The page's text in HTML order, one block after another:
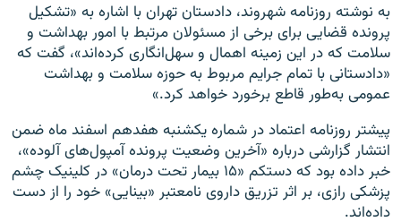
به نوشته روزنامه شهروند، دادستان تهران با اشاره به «تشکیل
پرونده قضایی برای برخی از مسئولان مرتبط با امور بهداشت و
سلامت که در این زمینه اهمال و سهل‌انگاری کرده‌اند»، گفت که
«دادستانی با تمام جرایم مربوط به حوزه سلامت و بهداشت
عمومی به‌طور قاطع برخورد خواهد کرد.»
پیشتر روزنامه اعتماد در شماره یکشنبه هفدهم اسفند ماه ضمن
انتشار گزارشی درباره «آخرین وضعیت پرونده آمپول‌های آلوده»،
خبر داده بود که دستکم «۱۵ بیمار تحت درمان» در کلینیک چشم
پزشکی رازی، بر اثر تزریق داروی نامعتبر «بینایی» خود را از دست
داده‌اند.